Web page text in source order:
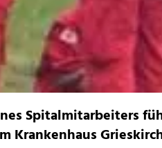
Spitalmitarbeiters
Krankenhaus